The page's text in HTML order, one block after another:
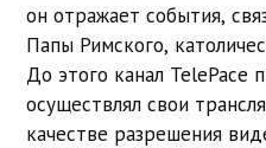
он отражает события,
Папы Римского,
До этого канал TelePace
осуществлял свои
качестве разрешения